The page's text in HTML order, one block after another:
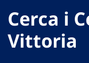
Cerca i
Vittoria